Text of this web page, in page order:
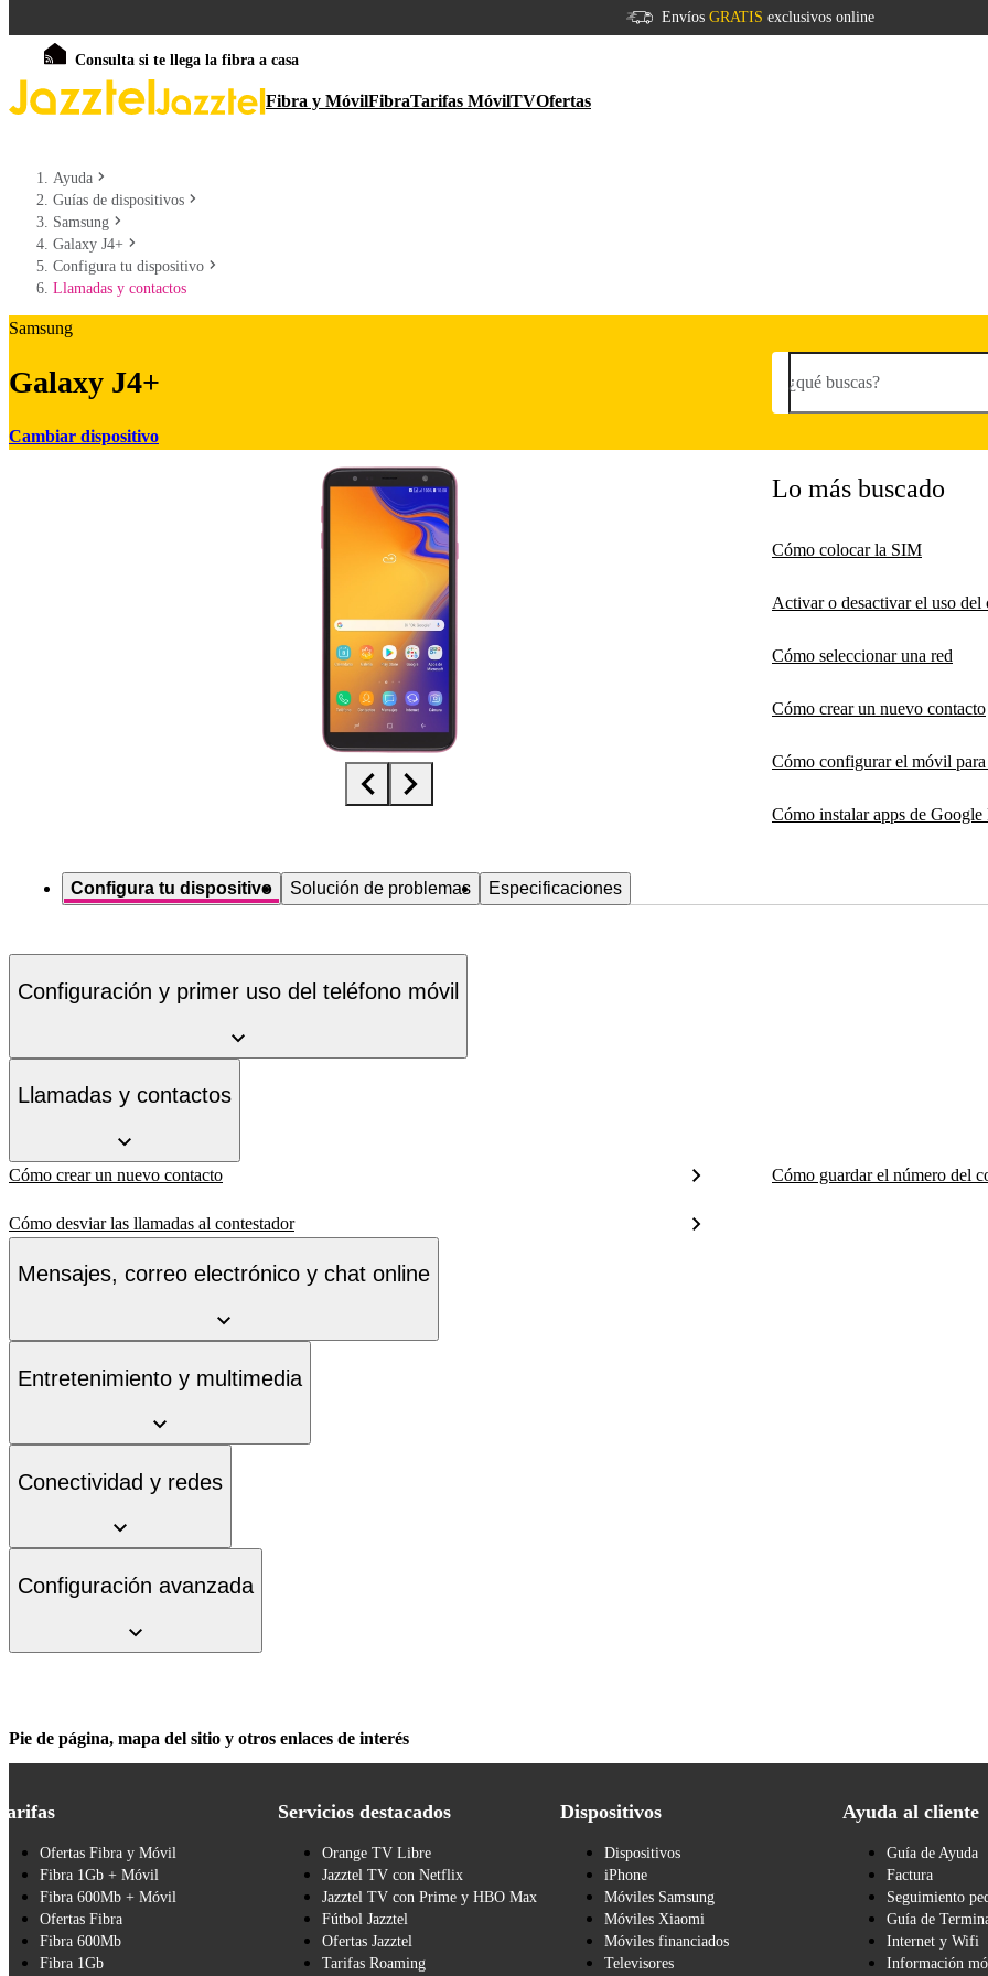
Envíos GRATIS exclusivos online
Consulta si te llega la fibra a casa
Fibra y MóvilFibraTarifas MóvilTVOfertas
Ayuda
Guías de dispositivos
Samsung
Galaxy J4+
Configura tu dispositivo
Llamadas y contactos
Samsung
Galaxy J4+
Cambiar dispositivo
¿qué buscas?
Lo más buscado
Cómo colocar la SIM
Activar o desactivar el uso del
Cómo seleccionar una red
Cómo crear un nuevo contacto
Cómo configurar el móvil
Cómo instalar apps de Google
Configura tu dispositivo Solución de problemas Especificaciones
Configuración y primer uso del teléfono móvil
Llamadas y contactos
Cómo crear un nuevo contacto Cómo guardar el número del
Cómo desviar las llamadas al contestador
Mensajes, correo electrónico y chat online
Entretenimiento y multimedia
Conectividad y redes
Configuración avanzada
Pie de página, mapa del sitio y otros enlaces de interés
Ofertas Fibra y Móvil
Fibra 1Gb + Móvil
Fibra 600Mb + Móvil
Ofertas Fibra
Fibra 600Mb
Fibra 1Gb
Servicios destacados
Orange TV Libre
Jazztel TV con Netflix
Jazztel TV con Prime y HBO Max
Fútbol Jazztel
Ofertas Jazztel
Tarifas Roaming
Dispositivos
Dispositivos
iPhone
Móviles Samsung
Móviles Xiaomi
Móviles financiados
Televisores
Ayuda al cliente
Guía de Ayuda
Factura
Seguimiento
Guía de
Internet y Wifi
Información